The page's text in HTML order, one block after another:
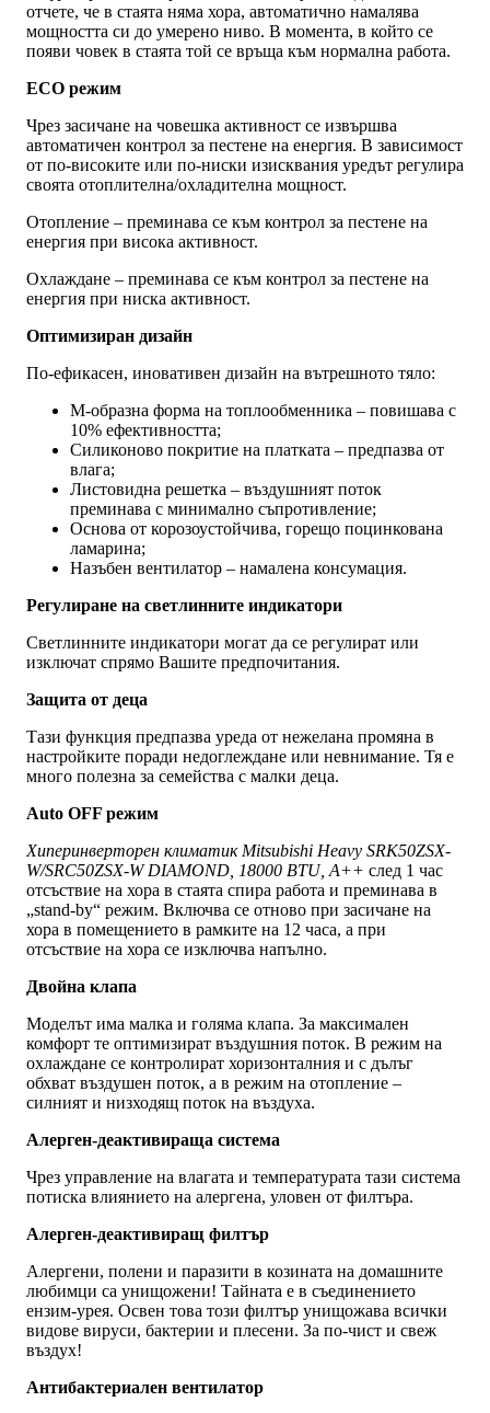
отчете, че в стаята няма хора, автоматично намалява
мощността си до умерено ниво. В момента, в който се
появи човек в стаята той се връща към нормална работа.
ECO режим
Чрез засичане на човешка активност се извършва
автоматичен контрол за пестене на енергия. В зависимост
от по-високите или по-ниски изисквания уредът регулира
своята отоплителна/охладителна мощност.
Отопление – преминава се към контрол за пестене на
енергия при висока активност.
Охлаждане – преминава се към контрол за пестене на
енергия при ниска активност.
Оптимизиран дизайн
По-ефикасен, иновативен дизайн на вътрешното тяло:
М-образна форма на топлообменника – повишава с
10% ефективността;
Силиконово покритие на платката – предпазва от
влага;
Листовидна решетка – въздушният поток
преминава с минимално съпротивление;
Основа от корозоустойчива, горещо поцинкована
ламарина;
Назъбен вентилатор – намалена консумация.
Регулиране на светлинните индикатори
Светлинните индикатори могат да се регулират или
изключат спрямо Вашите предпочитания.
Защита от деца
Тази функция предпазва уреда от нежелана промяна в
настройките поради недоглеждане или невнимание. Тя е
много полезна за семейства с малки деца.
Auto OFF режим
Хиперинверторен климатик Mitsubishi Heavy SRK50ZSX-
W/SRC50ZSX-W DIAMOND, 18000 BTU, A++ след 1 час
отсъствие на хора в стаята спира работа и преминава в
„stand-by“ режим. Включва се отново при засичане на
хора в помещението в рамките на 12 часа, а при
отсъствие на хора се изключва напълно.
Двойна клапа
Моделът има малка и голяма клапа. За максимален
комфорт те оптимизират въздушния поток. В режим на
охлаждане се контролират хоризонталния и с дълъг
обхват въздушен поток, а в режим на отопление –
силният и низходящ поток на въздуха.
Алерген-деактивираща система
Чрез управление на влагата и температурата тази система
потиска влиянието на алергена, уловен от филтъра.
Алерген-деактивиращ филтър
Алергени, полени и паразити в козината на домашните
любимци са унищожени! Тайната е в съединението
ензим-урея. Освен това този филтър унищожава всички
видове вируси, бактерии и плесени. За по-чист и свеж
въздух!
Антибактериален вентилатор